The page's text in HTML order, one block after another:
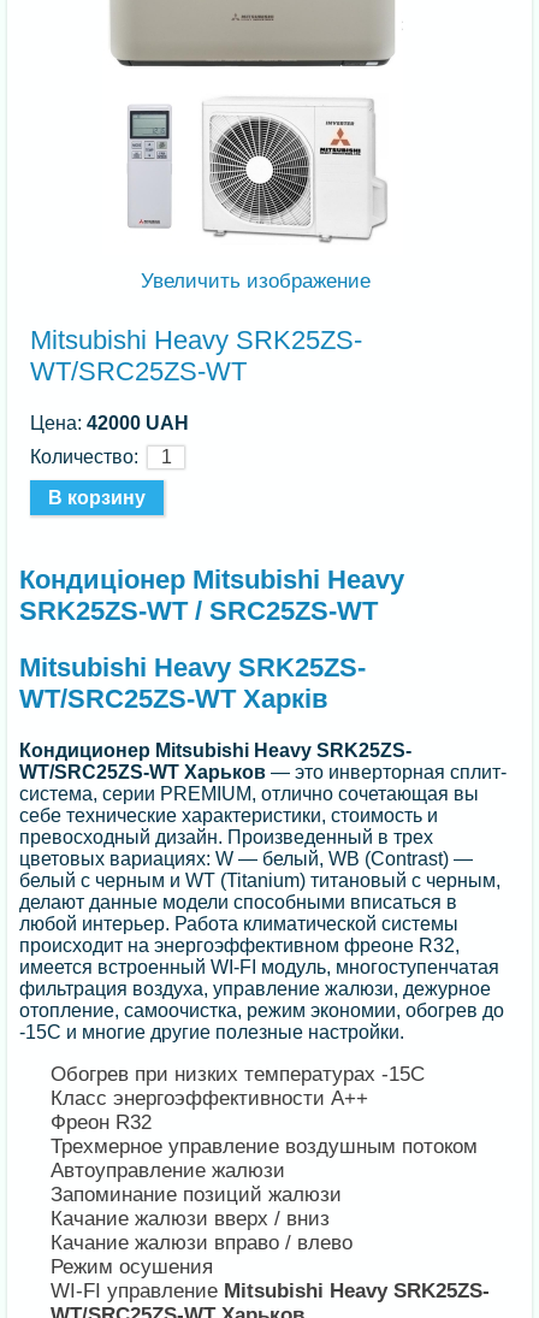
Увеличить изображение
Mitsubishi Heavy SRK25ZS-
WT/SRC25ZS-WT
Цена:42000 UAH
Количество:
Кондиціонер Mitsubishi Heavy
SRK25ZS-WT / SRC25ZS-WT
Mitsubishi Heavy SRK25ZS-
WT/SRC25ZS-WT Харків
Кондиционер Mitsubishi Heavy SRK25ZS-
WT/SRC25ZS-WT Харьков — это инверторная сплит-
система, серии PREMIUM, отлично сочетающая вы
себе технические характеристики, стоимость и
превосходный дизайн. Произведенный в трех
цветовых вариациях: W — белый, WB (Contrast) —
белый с черным и WT (Titanium) титановый с черным,
делают данные модели способными вписаться в
любой интерьер. Работа климатической системы
происходит на энергоэффективном фреоне R32,
имеется встроенный WI-FI модуль, многоступенчатая
фильтрация воздуха, управление жалюзи, дежурное
отопление, самоочистка, режим экономии, обогрев до
-15С и многие другие полезные настройки.
Обогрев при низких температурах -15С
Класс энергоэффективности А++
Фреон R32
Трехмерное управление воздушным потоком
Автоуправление жалюзи
Запоминание позиций жалюзи
Качание жалюзи вверх / вниз
Качание жалюзи вправо / влево
Режим осушения
WI-FI управление Mitsubishi Heavy SRK25ZS-